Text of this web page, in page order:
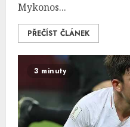
Mykonos...
PŘEČÍST ČLÁNEK
3 minuty